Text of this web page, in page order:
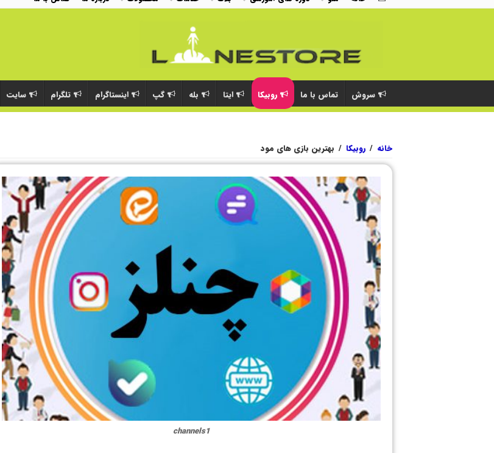
سروش تماس با ما روبیکا ایتا بله گپ اینستاگرام تلگرام سایت
خانه / روبیکا / بهترین بازی های مود
channels1